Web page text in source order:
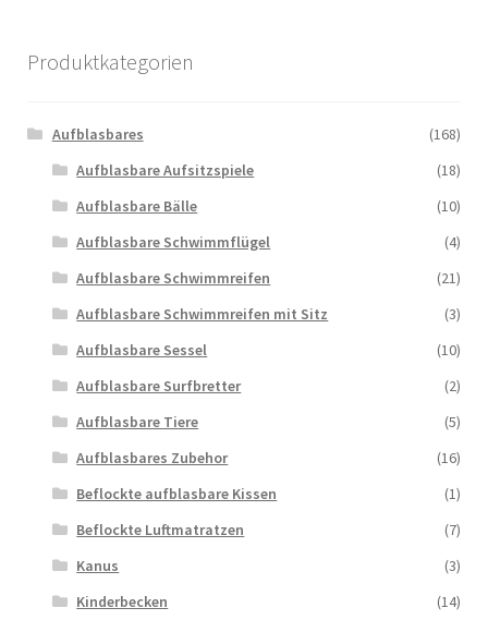
Produktkategorien
Aufblasbares
(168)
Aufblasbare Aufsitzspiele
(18)
Aufblasbare Bälle
(10)
Aufblasbare Schwimmflügel
(4)
Aufblasbare Schwimmreifen
(21)
Aufblasbare Schwimmreifen mit Sitz
(3)
Aufblasbare Sessel
(10)
Aufblasbare Surfbretter
(2)
Aufblasbare Tiere
(5)
Aufblasbares Zubehor
(16)
Beflockte aufblasbare Kissen
(1)
Beflockte Luftmatratzen
(7)
Kanus
(3)
Kinderbecken
(14)